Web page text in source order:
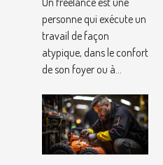
?
personne qui exécute un
travail de façon
atypique, dans le confort
de son foyer ou à...